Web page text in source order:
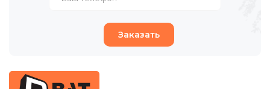
Заказать